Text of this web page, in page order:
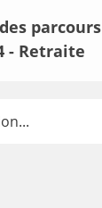
parcours
- Retraite